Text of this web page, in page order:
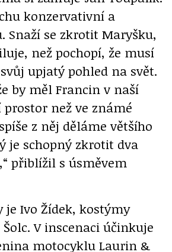
konzervativní a
Snaží se zkrotit Maryšku,
než pochopí, že musí
upjatý pohled na svět.
by měl Francin v naší
než ve známé
z něj děláme většího
je schopný zkrotit dva
přiblížil s úsměvem
je Ivo Žídek, kostýmy
V inscenaci účinkuje
motocyklu Laurin &